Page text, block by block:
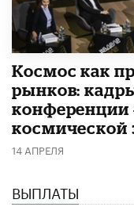
Космос как
рынков:
конференции
космической
14 АПРЕЛЯ
ВЫПЛАТЫ